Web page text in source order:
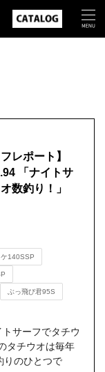
レポート】
「ナイトサ
数釣り！」
140SSP
ぶっ飛び君95S
サーフでタチウ
タチウオは毎年
りのひとつで